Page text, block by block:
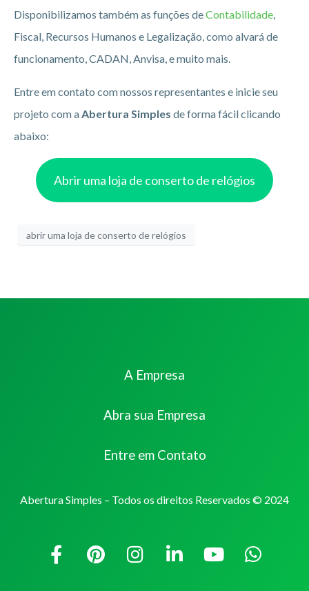
Disponibilizamos também as funções deContabilidade
Fiscal, Recursos Humanos e Legalização, como alvará de
funcionamento, CADAN, Anvisa, e muito mais.
Entre em contato com nossos representantes e inicie seu
projeto com a Abertura Simples de forma fácil clicando
abaixo:
Abrir uma loja de conserto de relógios
abrir uma loja de conserto de relógios
A Empresa
Abra sua Empresa
Entre em Contato
Abertura Simples – Todos os direitos Reservados © 2024